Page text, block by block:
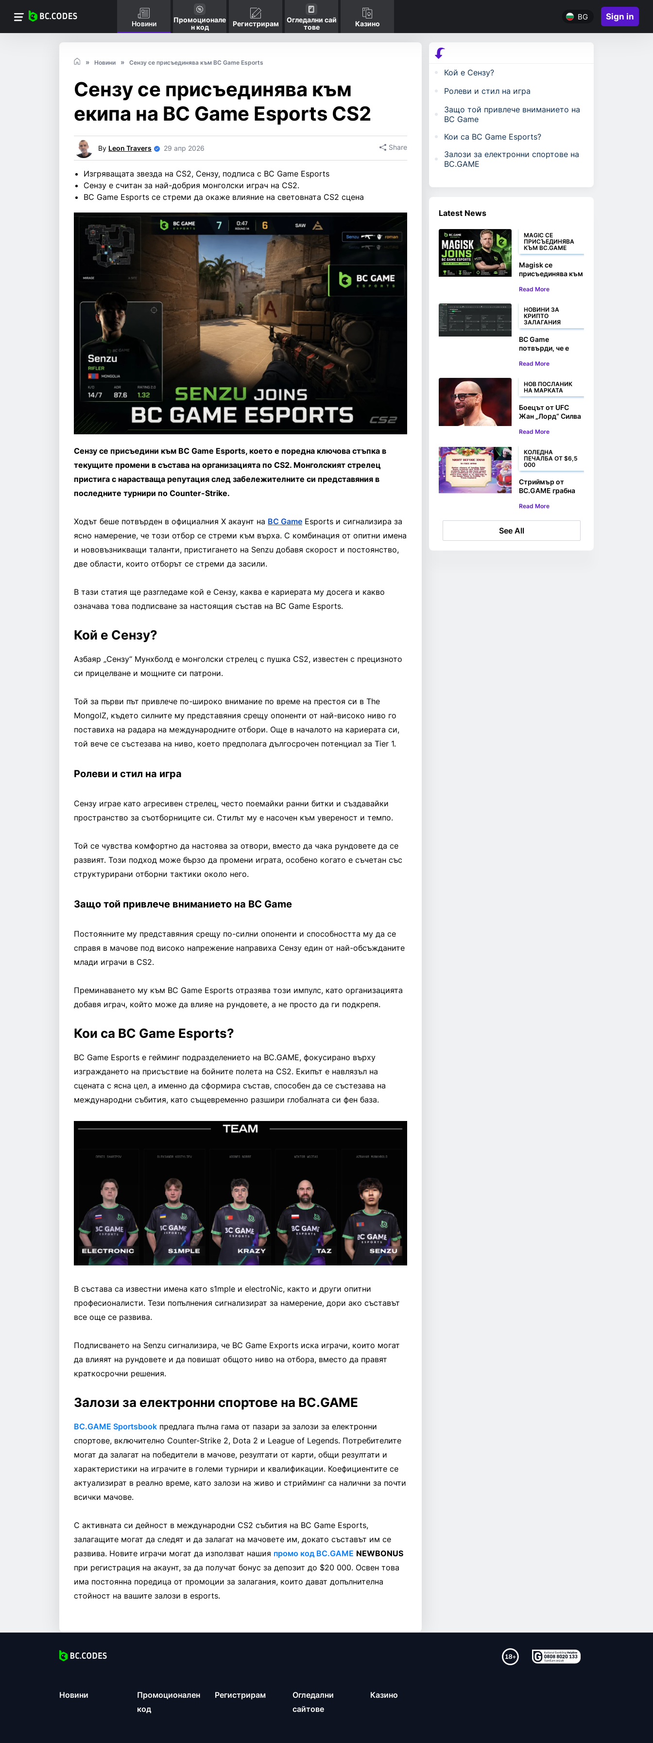
Новини
Промоционале
н код
Регистрирам
Огледални сай
тове
Казино
BG Sign in
Новини Сензу се присъединява към BC Game Esports
Сензу се присъединява към
екипа на BC Game Esports CS2
By Leon Travers 29 апр 2026 Share
Изгряващата звезда на CS2, Сензу, подписа с BC Game Esports
Сензу е считан за най-добрия монголски играч на CS2.
BC Game Esports се стреми да окаже влияние на световната CS2 сцена
Сензу се присъедини към BC Game Esports, което е поредна ключова стъпка в
текущите промени в състава на организацията по CS2. Монголският стрелец
пристига с нарастваща репутация след забележителните си представяния в
последните турнири по Counter-Strike.
Ходът беше потвърден в официалния X акаунт на BC Game Esports и сигнализира за
ясно намерение, че този отбор се стреми към върха. С комбинация от опитни имена
и нововъзникващи таланти, пристигането на Senzu добавя скорост и постоянство,
две области, които отборът се стреми да засили.
В тази статия ще разгледаме кой е Сензу, каква е кариерата му досега и какво
означава това подписване за настоящия състав на BC Game Esports.
Кой е Сензу?
Азбаяр „Сензу“ Мунхболд е монголски стрелец с пушка CS2, известен с прецизното
си прицелване и мощните си патрони.
Той за първи път привлече по-широко внимание по време на престоя си в The
MongolZ, където силните му представяния срещу опоненти от най-високо ниво го
поставиха на радара на международните отбори. Още в началото на кариерата си,
той вече се състезава на ниво, което предполага дългосрочен потенциал за Tier 1.
Ролеви и стил на игра
Сензу играе като агресивен стрелец, често поемайки ранни битки и създавайки
пространство за съотборниците си. Стилът му е насочен към увереност и темпо.
Той се чувства комфортно да настоява за отвори, вместо да чака рундовете да се
развият. Този подход може бързо да промени играта, особено когато е съчетан със
структурирани отборни тактики около него.
Защо той привлече вниманието на BC Game
Постоянните му представяния срещу по-силни опоненти и способността му да се
справя в мачове под високо напрежение направиха Сензу един от най-обсъжданите
млади играчи в CS2.
Преминаването му към BC Game Esports отразява този импулс, като организацията
добавя играч, който може да влияе на рундовете, а не просто да ги подкрепя.
Кои са BC Game Esports?
BC Game Esports е гейминг подразделението на BC.GAME, фокусирано върху
изграждането на присъствие на бойните полета на CS2. Екипът е навлязъл на
сцената с ясна цел, а именно да сформира състав, способен да се състезава на
международни събития, като същевременно разшири глобалната си фен база.
В състава са известни имена като s1mple и electroNic, както и други опитни
професионалисти. Тези попълнения сигнализират за намерение, дори ако съставът
все още се развива.
Подписването на Senzu сигнализира, че BC Game Exports иска играчи, които могат
да влияят на рундовете и да повишат общото ниво на отбора, вместо да правят
краткосрочни решения.
Залози за електронни спортове на BC.GAME
BC.GAME Sportsbook предлага пълна гама от пазари за залози за електронни
спортове, включително Counter-Strike 2, Dota 2 и League of Legends. Потребителите
могат да залагат на победители в мачове, резултати от карти, общи резултати и
характеристики на играчите в големи турнири и квалификации. Коефициентите се
актуализират в реално време, като залози на живо и стрийминг са налични за почти
всички мачове.
С активната си дейност в международни CS2 събития на BC Game Esports,
залагащите могат да следят и да залагат на мачовете им, докато съставът им се
развива. Новите играчи могат да използват нашия промо код BC.GAME NEWBONUS
при регистрация на акаунт, за да получат бонус за депозит до $20 000. Освен това
има постоянна поредица от промоции за залагания, които дават допълнителна
стойност на вашите залози в esports.
Кой е Сензу?
Ролеви и стил на игра
Защо той привлече вниманието на
BC Game
Кои са BC Game Esports?
Залози за електронни спортове на
BC.GAME
Latest News
MAGIC СЕ
ПРИСЪЕДИНЯВА
КЪМ BC.GAME
Magisk се
присъединява към
като нов лидер в
Read More
НОВИНИ ЗА
КРИПТО
ЗАЛАГАНИЯ
BC Game
потвърди, че е
партньор на
2025
Read More
НОВ ПОСЛАНИК
НА МАРКАТА
Боецът от UFC
Жан „Лорд“ Силва
към BC.GAME като
марката
Read More
КОЛЕДНА
ПЕЧАЛБА ОТ $6,5
000
Стриймър от
BC.GAME грабна
награда от слот
Read More
See All
Новини
Промоционален
код
Регистрирам
Огледални
сайтове
Казино